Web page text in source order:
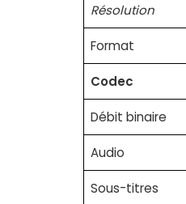
Résolution
Format
Codec
Débit binaire
Audio
Sous-titres